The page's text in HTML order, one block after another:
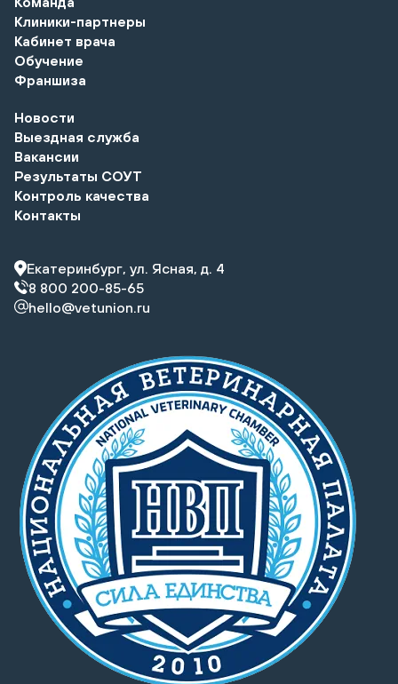
Клиники-партнеры
Кабинет врача
Обучение
Франшиза
Новости
Выездная служба
Вакансии
Результаты СОУТ
Контроль качества
Контакты
Екатеринбург, ул. Ясная, д. 4
8 800 200-85-65
hello@vetunion.ru